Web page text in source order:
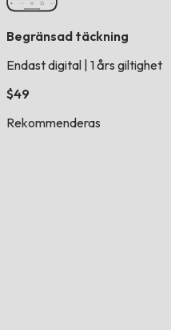
Begränsad täckning
Endast digital 1 års giltighet
$49
Rekommenderas